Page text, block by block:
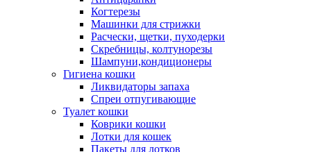
Когтерезы
Машинки для стрижки
Расчески, щетки, пуходерки
Скребницы, колтунорезы
Шампуни,кондиционеры
Гигиена кошки
Ликвидаторы запаха
Спреи отпугивающие
Туалет кошки
Коврики кошки
Лотки для кошек
Пакеты для лотков